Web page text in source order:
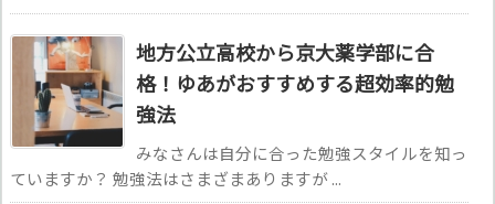
地方公立高校から京大薬学部に合
格！ゆあがおすすめする超効率的勉
強法
みなさんは自分に合った勉強スタイルを知っ
ていますか？ 勉強法はさまざまありますが ...